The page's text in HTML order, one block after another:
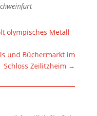
olympisches Metall
und Büchermarkt im
Schloss Zeilitzheim →